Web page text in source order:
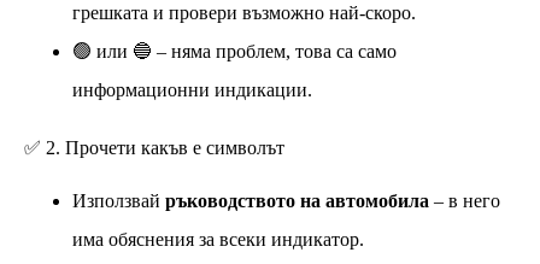
грешката и провери възможно най-скоро.
🟢 или 🔵 – няма проблем, това са само
информационни индикации.
✅ 2. Прочети какъв е символът
Използвай ръководството на автомобила – в него
има обяснения за всеки индикатор.